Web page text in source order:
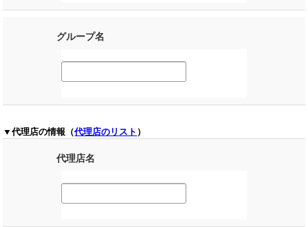
グループ名
▼代理店の情報（代理店のリスト ）
代理店名